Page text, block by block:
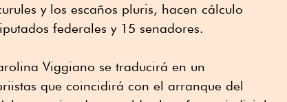
y los escaños pluris, hacen cálculo
federales y 15 senadores.
Viggiano se traducirá en un
que coincidirá con el arranque del